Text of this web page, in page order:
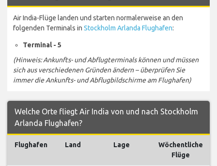
Air India-Flüge landen und starten normalerweise an den
folgenden Terminals in Stockholm Arlanda Flughafen:
Terminal - 5
(Hinweis: Ankunfts- und Abflugterminals können und müssen
sich aus verschiedenen Gründen ändern – überprüfen Sie
immer die Ankunfts- und Abflugbildschirme am Flughafen)
Welche Orte fliegt Air India von und nach Stockholm
Arlanda Flughafen?
Flughafen Land Lage
Wöchentliche
Flüge